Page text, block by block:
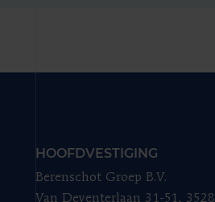
HOOFDVESTIGING
Berenschot Groep B.V.
Van Deventerlaan 31-51, 3528